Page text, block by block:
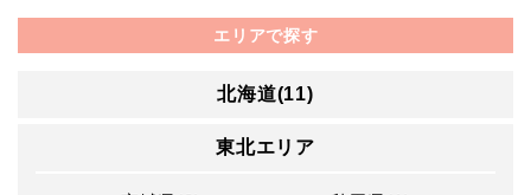
エリアで探す
北海道(11)
東北エリア